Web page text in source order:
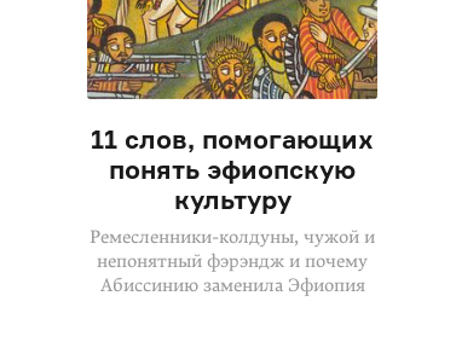
11 слов, помогающих
понять эфиопскую
культуру
Ремесленники-колдуны, чужой и
непонятный фэрэндж и почему
Абиссинию заменила Эфиопия